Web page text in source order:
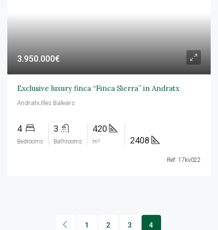
3.950.000€
Exclusive luxury finca “Finca Sierra” in Andratx
Andratx,Illes Balears
4
Bedrooms
3
Bathrooms
420
m² 2408
Ref: 17kv022
1 2 3 4